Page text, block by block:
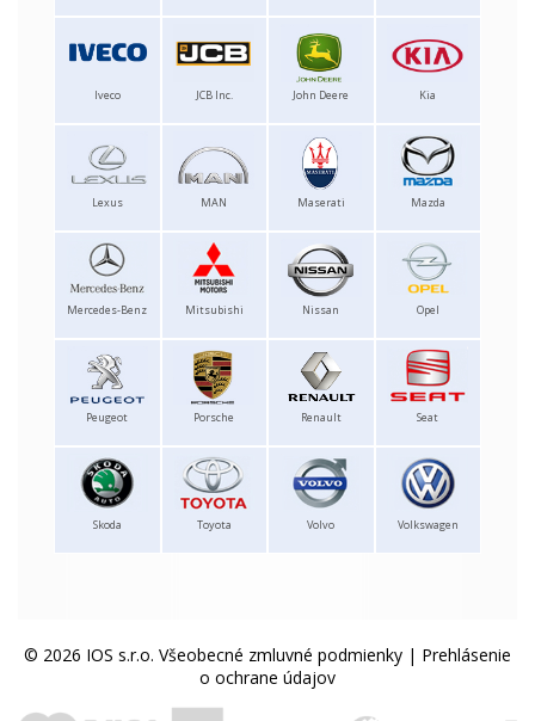
Iveco JCB Inc. John Deere Kia
Lexus MAN Maserati Mazda
Mercedes-Benz Mitsubishi Nissan Opel
Peugeot Porsche Renault Seat
Skoda Toyota Volvo Volkswagen
© 2026 IOS s.r.o. Všeobecné zmluvné podmienky | Prehlásenie
o ochrane údajov